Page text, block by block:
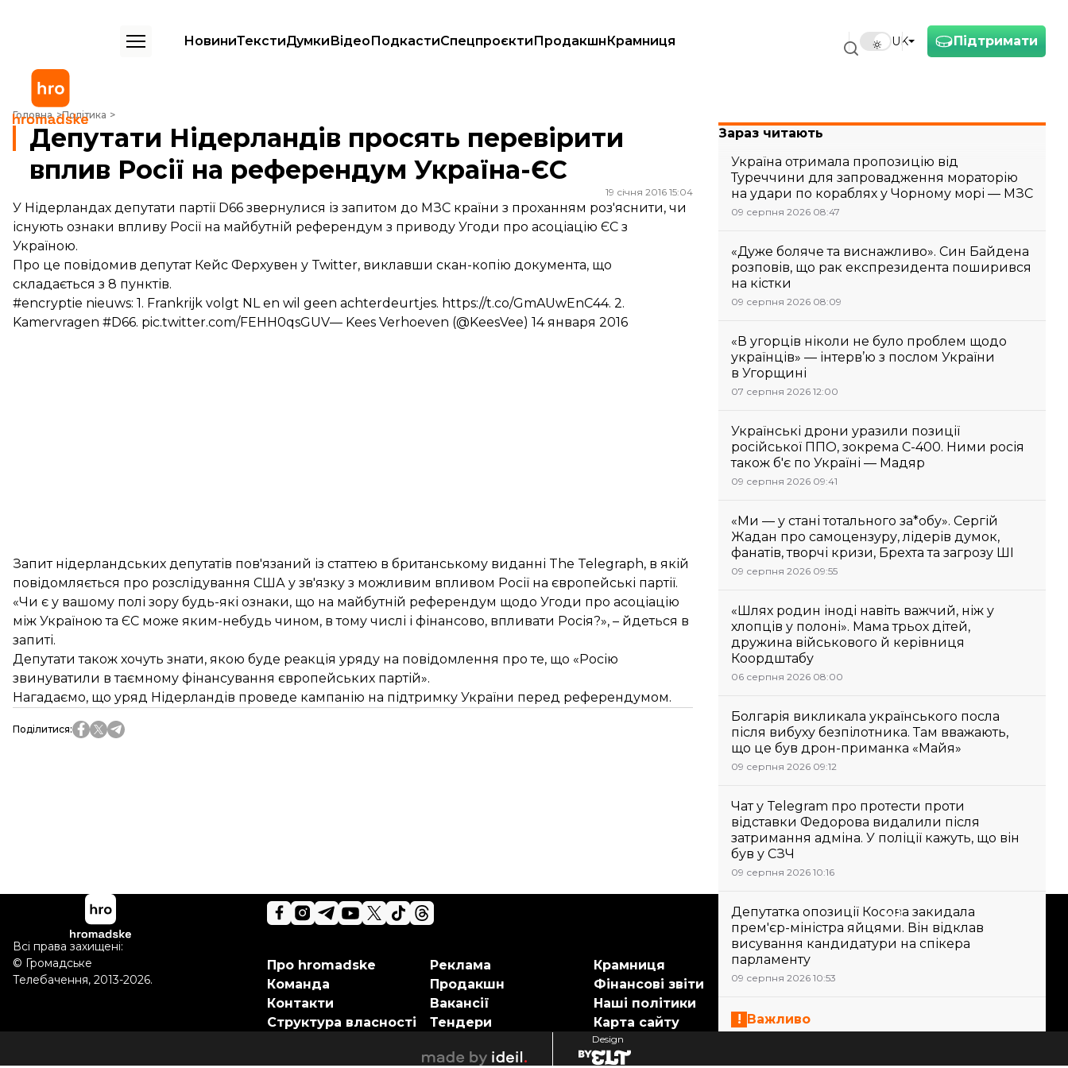
Підтримати
UK
НовиниТекстиДумкиВідеоПодкастиСпецпроєктиПродакшнКрамниця
Головна Політика
Депутати Нідерландів просять перевірити вплив Росії на референдум Україна-ЄС
Депутати Нідерландів просять перевірити
вплив Росії на референдум Україна-ЄС
19 січня 2016 15:04
У Нідерландах депутати партії D66 звернулися із запитом до МЗС країни з проханням роз'яснити, чи
існують ознаки впливу Росії на майбутній референдум з приводу Угоди про асоціацію ЄС з
Україною.
Про це повідомив депутат Кейс Ферхувен у Twitter, виклавши скан-копію документа, що
складається з 8 пунктів.
#encryptie nieuws: 1. Frankrijk volgt NL en wil geen achterdeurtjes. https://t.co/GmAUwEnC44. 2.
Kamervragen #D66. pic.twitter.com/FEHH0qsGUV— Kees Verhoeven (@KeesVee) 14 января 2016
Запит нідерландських депутатів пов'язаний із статтею в британському виданні The Telegraph, в якій
повідомляється про розслідування США у зв'язку з можливим впливом Росії на європейські партії.
«Чи є у вашому полі зору будь-які ознаки, що на майбутній референдум щодо Угоди про асоціацію
між Україною та ЄС може яким-небудь чином, в тому числі і фінансово, впливати Росія?», – йдеться в
запиті.
Депутати також хочуть знати, якою буде реакція уряду на повідомлення про те, що «Росію
звинуватили в таємному фінансування європейських партій».
Нагадаємо, що уряд Нідерландів проведе кампанію на підтримку України перед референдумом.
Поділитися:
Зараз читають
Україна отримала пропозицію від
Туреччини для запровадження мораторію
на удари по кораблях у Чорному морі — МЗС
09 серпня 2026 08:47
«Дуже боляче та виснажливо». Син Байдена
розповів, що рак експрезидента поширився
на кістки
09 серпня 2026 08:09
«В угорців ніколи не було проблем щодо
українців» — інтерв’ю з послом України
в Угорщині
07 серпня 2026 12:00
Українські дрони уразили позиції
російської ППО, зокрема С-400. Ними росія
також б'є по Україні — Мадяр
09 серпня 2026 09:41
«Ми — у стані тотального за*обу». Сергій
Жадан про самоцензуру, лідерів думок,
фанатів, творчі кризи, Брехта та загрозу ШІ
09 серпня 2026 09:55
«Шлях родин іноді навіть важчий, ніж у
хлопців у полоні». Мама трьох дітей,
дружина військового й керівниця
Коордштабу
06 серпня 2026 08:00
Болгарія викликала українського посла
після вибуху безпілотника. Там вважають,
що це був дрон-приманка «Майя»
09 серпня 2026 09:12
Чат у Telegram про протести проти
відставки Федорова видалили після
затримання адміна. У поліції кажуть, що він
був у СЗЧ
09 серпня 2026 10:16
Депутатка опозиції Косова закидала
прем'єр-міністра яйцями. Він відклав
висування кандидатури на спікера
парламенту
09 серпня 2026 10:53
Важливо
Підтримати
Ми працюємо для тебе та
Про hromadske
Команда
Контакти
Структура власності
Реклама
Продакшн
Вакансії
Тендери
Крамниця
Фінансові звіти
Наші політики
Карта сайту
Всі права захищені:
© Громадське
Телебачення, 2013-2026.
ideil
Design
elt